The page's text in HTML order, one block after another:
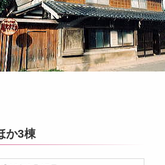
か3棟